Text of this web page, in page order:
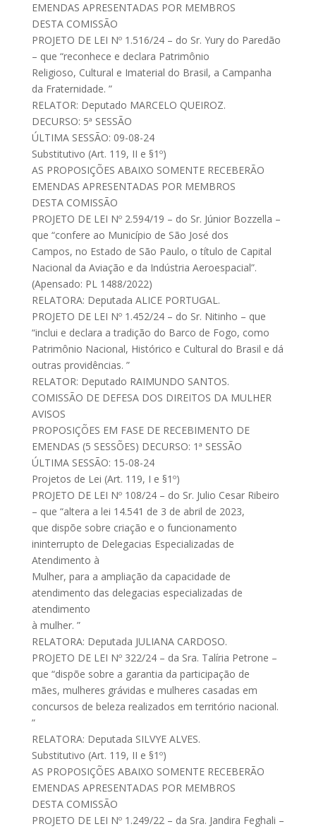
EMENDAS APRESENTADAS POR MEMBROS
DESTA COMISSÃO
PROJETO DE LEI Nº 1.516/24 – do Sr. Yury do Paredão
– que “reconhece e declara Patrimônio
Religioso, Cultural e Imaterial do Brasil, a Campanha
da Fraternidade. ”
RELATOR: Deputado MARCELO QUEIROZ.
DECURSO: 5ª SESSÃO
ÚLTIMA SESSÃO: 09-08-24
Substitutivo (Art. 119, II e §1º)
AS PROPOSIÇÕES ABAIXO SOMENTE RECEBERÃO
EMENDAS APRESENTADAS POR MEMBROS
DESTA COMISSÃO
PROJETO DE LEI Nº 2.594/19 – do Sr. Júnior Bozzella –
que “confere ao Município de São José dos
Campos, no Estado de São Paulo, o título de Capital
Nacional da Aviação e da Indústria Aeroespacial”.
(Apensado: PL 1488/2022)
RELATORA: Deputada ALICE PORTUGAL.
PROJETO DE LEI Nº 1.452/24 – do Sr. Nitinho – que
“inclui e declara a tradição do Barco de Fogo, como
Patrimônio Nacional, Histórico e Cultural do Brasil e dá
outras providências. ”
RELATOR: Deputado RAIMUNDO SANTOS.
COMISSÃO DE DEFESA DOS DIREITOS DA MULHER
AVISOS
PROPOSIÇÕES EM FASE DE RECEBIMENTO DE
EMENDAS (5 SESSÕES) DECURSO: 1ª SESSÃO
ÚLTIMA SESSÃO: 15-08-24
Projetos de Lei (Art. 119, I e §1º)
PROJETO DE LEI Nº 108/24 – do Sr. Julio Cesar Ribeiro
– que “altera a lei 14.541 de 3 de abril de 2023,
que dispõe sobre criação e o funcionamento
ininterrupto de Delegacias Especializadas de
Atendimento à
Mulher, para a ampliação da capacidade de
atendimento das delegacias especializadas de
atendimento
à mulher. ”
RELATORA: Deputada JULIANA CARDOSO.
PROJETO DE LEI Nº 322/24 – da Sra. Talíria Petrone –
que “dispõe sobre a garantia da participação de
mães, mulheres grávidas e mulheres casadas em
concursos de beleza realizados em território nacional.
”
RELATORA: Deputada SILVYE ALVES.
Substitutivo (Art. 119, II e §1º)
AS PROPOSIÇÕES ABAIXO SOMENTE RECEBERÃO
EMENDAS APRESENTADAS POR MEMBROS
DESTA COMISSÃO
PROJETO DE LEI Nº 1.249/22 – da Sra. Jandira Feghali –